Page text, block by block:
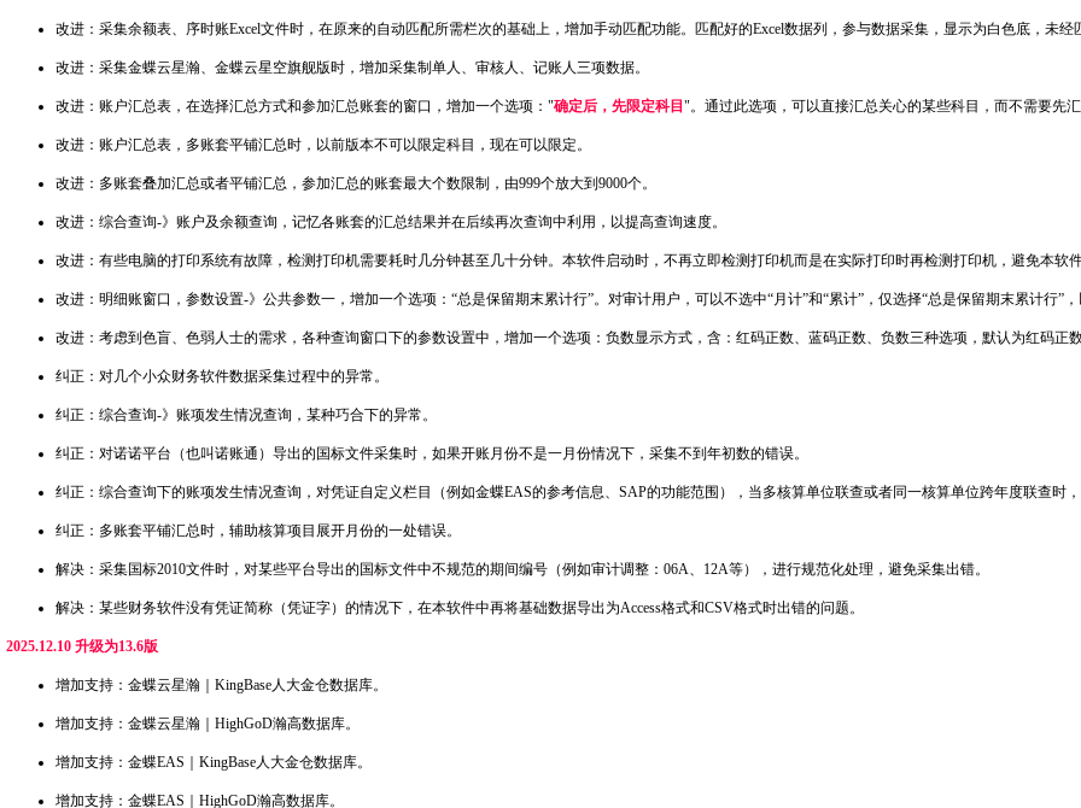
改进：采集余额表、序时账Excel文件时，在原来的自动匹配所需栏次的基础上，增加手动匹配功能。匹配好的Excel数据列，参与数据采集，显示为白色底，未经
改进：采集金蝶云星瀚、金蝶云星空旗舰版时，增加采集制单人、审核人、记账人三项数据。
改进：账户汇总表，在选择汇总方式和参加汇总账套的窗口，增加一个选项："确定后，先限定科目"。通过此选项，可以直接汇总关心的某些科目，而不需要先
改进：账户汇总表，多账套平铺汇总时，以前版本不可以限定科目，现在可以限定。
改进：多账套叠加汇总或者平铺汇总，参加汇总的账套最大个数限制，由999个放大到9000个。
改进：综合查询-》账户及余额查询，记忆各账套的汇总结果并在后续再次查询中利用，以提高查询速度。
改进：有些电脑的打印系统有故障，检测打印机需要耗时几分钟甚至几十分钟。本软件启动时，不再立即检测打印机而是在实际打印时再检测打印机，避免本软
改进：明细账窗口，参数设置-》公共参数一，增加一个选项：“总是保留期末累计行”。对审计用户，可以不选中“月计”和“累计”，仅选择“总是保留期末累计行”
改进：考虑到色盲、色弱人士的需求，各种查询窗口下的参数设置中，增加一个选项：负数显示方式，含：红码正数、蓝码正数、负数三种选项，默认为红码正数
纠正：对几个小众财务软件数据采集过程中的异常。
纠正：综合查询-》账项发生情况查询，某种巧合下的异常。
纠正：对诺诺平台（也叫诺账通）导出的国标文件采集时，如果开账月份不是一月份情况下，采集不到年初数的错误。
纠正：综合查询下的账项发生情况查询，对凭证自定义栏目（例如金蝶EAS的参考信息、SAP的功能范围），当多核算单位联查或者同一核算单位跨年度联查时
纠正：多账套平铺汇总时，辅助核算项目展开月份的一处错误。
解决：采集国标2010文件时，对某些平台导出的国标文件中不规范的期间编号（例如审计调整：06A、12A等），进行规范化处理，避免采集出错。
解决：某些财务软件没有凭证简称（凭证字）的情况下，在本软件中再将基础数据导出为Access格式和CSV格式时出错的问题。
2025.12.10 升级为13.6版
增加支持：金蝶云星瀚｜KingBase人大金仓数据库。
增加支持：金蝶云星瀚｜HighGoD瀚高数据库。
增加支持：金蝶EAS｜KingBase人大金仓数据库。
增加支持：金蝶EAS｜HighGoD瀚高数据库。